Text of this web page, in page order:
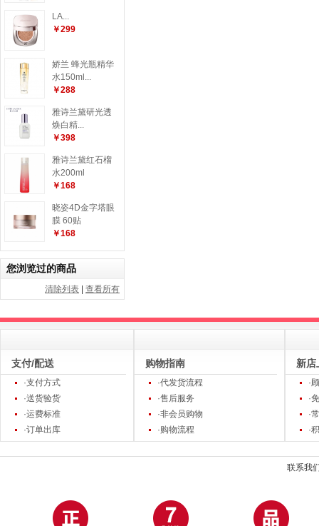
LA...
￥299
娇兰 蜂光瓶精华
水150ml...
￥288
雅诗兰黛研光透
焕白精...
￥398
雅诗兰黛红石榴
水200ml
￥168
晓姿4D金字塔眼
膜 60贴
￥168
您浏览过的商品
清除列表 查看所有
支付/配送
·支付方式
·送货验货
·运费标准
·订单出库
购物指南
·代发货流程
·售后服务
·非会员购物
·购物流程
新店
·
·
·
·
联系我